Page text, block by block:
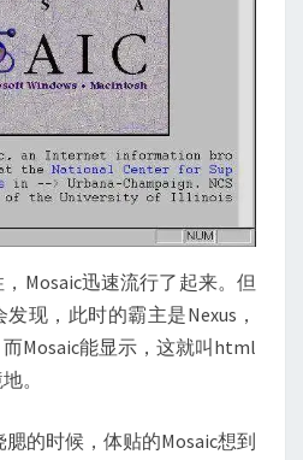
Mosaic迅速流行了起来。但
现，此时的霸主是Nexus，
Mosaic能显示，这就叫html
。
的时候，体贴的Mosaic想到